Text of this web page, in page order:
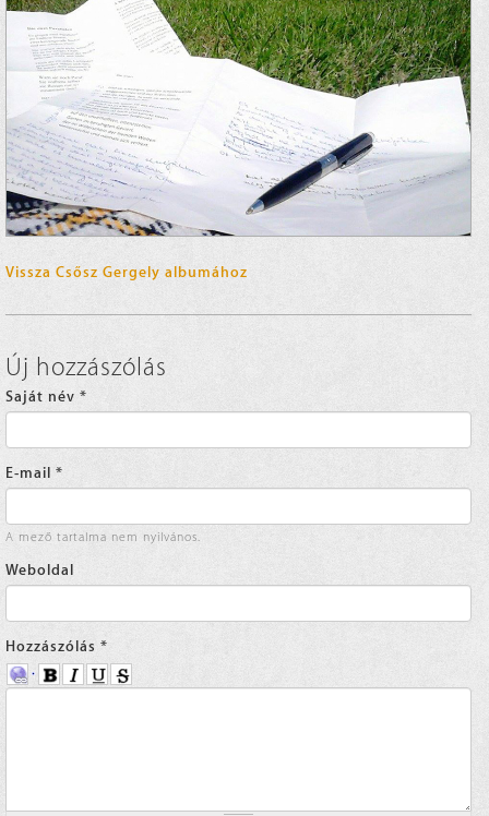
Vissza Csősz Gergely albumához
Új hozzászólás
Saját név *
E-mail *
A mező tartalma nem nyilvános.
Weboldal
Hozzászólás *